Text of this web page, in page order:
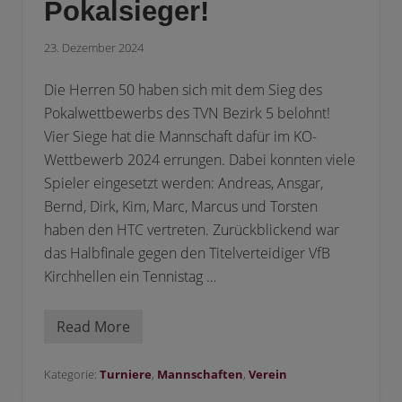
C
u
e
r
d
r
e
h
e
.
V
.
T
e
n
n
Pokalsieger!
23. Dezember 2024
Die Herren 50 haben sich mit dem Sieg des
Pokalwettbewerbs des TVN Bezirk 5 belohnt!
Vier Siege hat die Mannschaft dafür im KO-
Wettbewerb 2024 errungen. Dabei konnten viele
Spieler eingesetzt werden: Andreas, Ansgar,
Bernd, Dirk, Kim, Marc, Marcus und Torsten
haben den HTC vertreten. Zurückblickend war
das Halbfinale gegen den Titelverteidiger VfB
Kirchhellen ein Tennistag …
H
K
Read More
Kategorie: Turniere, Mannschaften, Verein